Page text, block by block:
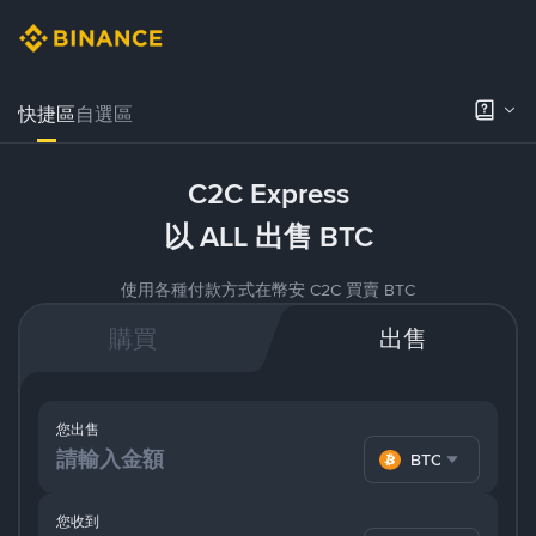
快捷區自選區
C2C Express
以 ALL 出售 BTC
使用各種付款方式在幣安 C2C 買賣 BTC
購買 出售
您收到
您出售
BTC